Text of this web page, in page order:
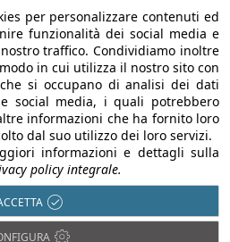
Per la tua pubblicità
Iscriviti alla
presso il Tribunale di Milano al n° 63
per personalizzare contenuti ed
funzionalità dei social media e
traffico. Condividiamo inoltre
in cui utilizza il nostro sito con
si occupano di analisi dei dati
social media, i quali potrebbero
informazioni che ha fornito loro
dal suo utilizzo dei loro servizi.
informazioni e dettagli sulla
policy integrale.